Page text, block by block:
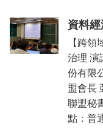
資料
【跨
治理 演
份有限
盟會長
聯盟秘
點：普